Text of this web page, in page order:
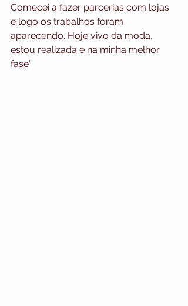
Comecei a fazer parcerias com lojas
e logo os trabalhos foram
aparecendo. Hoje vivo da moda,
estou realizada e na minha melhor
fase”